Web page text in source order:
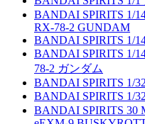
BANDAI SPIRITS 1/
RX-78-2 GUNDAM
BANDAI SPIRITS 1/
BANDAI SPIRITS 1/
78-2 ガンダム
BANDAI SPIRITS 1/32
BANDAI SPIRITS 1/
BANDAI SPIRITS 30